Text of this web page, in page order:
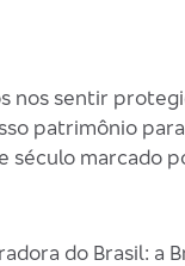
sentir
patrimônio
século
do Brasil: a